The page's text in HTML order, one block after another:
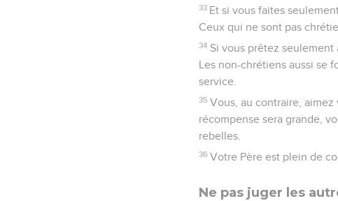
33 Et si vous faites
Ceux qui ne sont pas
34 Si vous prêtez
Les non-chrétiens aussi se
service.
35 Vous, au contraire,
récompense sera grande,
rebelles.
36 Votre Père est plein de
Ne pas juger les